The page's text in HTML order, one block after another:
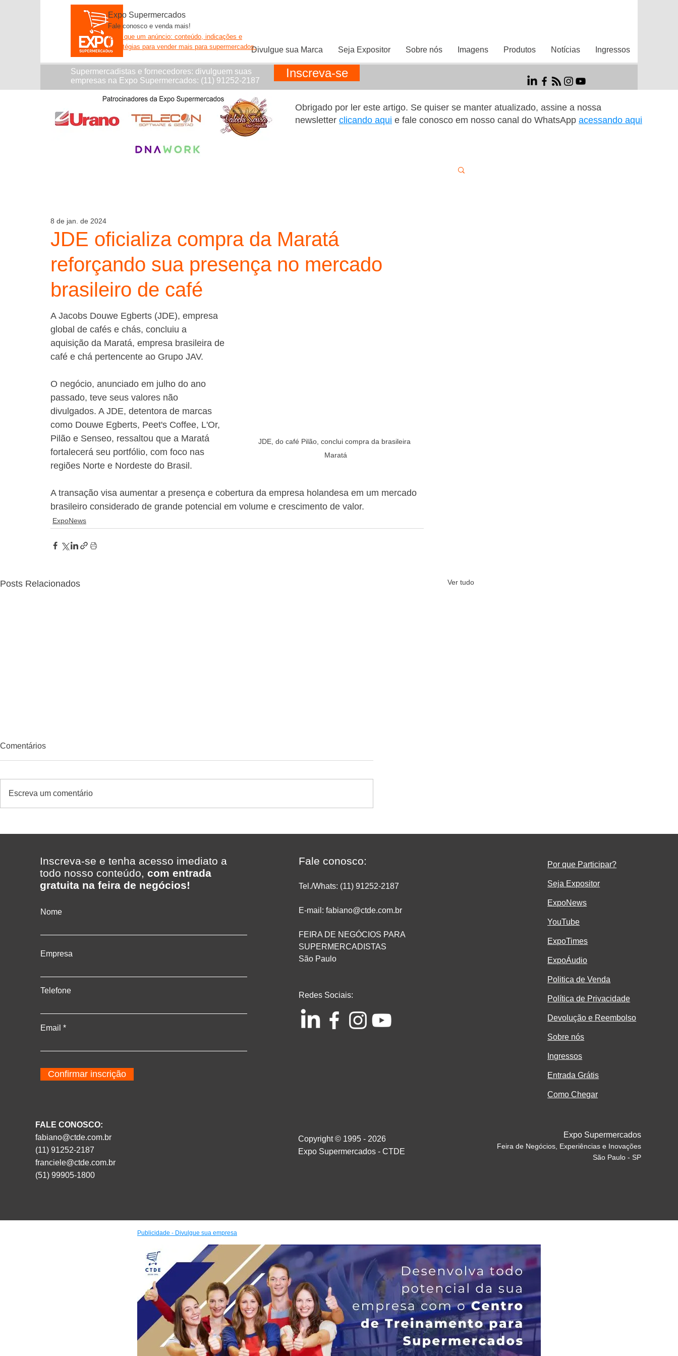
Divulgue sua Marca Seja Expositor Sobre nós Imagens Produtos Notícias Ingressos
Expo Supermercados
Fale conosco e venda mais!
Mais que um anúncio: conteúdo, indicações e
estratégias para vender mais para supermercados.
Supermercadistas e fornecedores: divulguem suas
empresas na Expo Supermercados: (11) 91252-2187
Inscreva-se
Obrigado por ler este artigo. Se quiser se manter atualizado, assine a nossa
newsletter clicando aqui e fale conosco em nosso canal do WhatsApp acessando aqui
JDE oficializa compra da Maratá
reforçando sua presença no mercado
brasileiro de café
8 de jan. de 2024
JDE, do café Pilão, conclui compra da brasileira
Maratá
A Jacobs Douwe Egberts (JDE), empresa
global de cafés e chás, concluiu a
aquisição da Maratá, empresa brasileira de
café e chá pertencente ao Grupo JAV.
O negócio, anunciado em julho do ano
passado, teve seus valores não
divulgados. A JDE, detentora de marcas
como Douwe Egberts, Peet's Coffee, L'Or,
Pilão e Senseo, ressaltou que a Maratá
fortalecerá seu portfólio, com foco nas
regiões Norte e Nordeste do Brasil.
A transação visa aumentar a presença e cobertura da empresa holandesa em um mercado
brasileiro considerado de grande potencial em volume e crescimento de valor.
ExpoNews
Posts Relacionados Ver tudo
como escolher um excelente
caso Supermercado Madi
com a Telecon Software &
Gestão
gerar resultado no
supermercado on-line: como
Comentários
Escreva um comentário
Inscreva-se e tenha acesso imediato a
todo nosso conteúdo, com entrada
gratuita na feira de negócios!
Nome
Empresa
Telefone
Email
Confirmar inscrição
FALE CONOSCO:
fabiano@ctde.com.br
(11) 91252-2187
franciele@ctde.com.br
(51) 99905-1800
Fale conosco:
Tel./Whats: (11) 91252-2187
E-mail: fabiano@ctde.com.br
FEIRA DE NEGÓCIOS PARA
SUPERMERCADISTAS
São Paulo
Redes Sociais:
Copyright © 1995 - 2026
Expo Supermercados - CTDE
Por que Participar?
Seja Expositor
ExpoNews
YouTube
ExpoTimes
ExpoÁudio
Politica de Venda
Política de Privacidade
Devolução e Reembolso
Sobre nós
Ingressos
Entrada Grátis
Como Chegar
Expo Supermercados
Feira de Negócios, Experiências e Inovações
São Paulo - SP
Publicidade - Divulgue sua empresa